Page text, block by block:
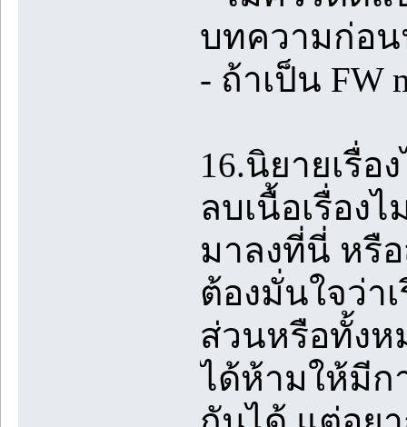
บทความก่อ
- ถ้าเป็น FW
16.นิยายเรื่
ลบเนื้อเรื่อง
มาลงที่นี่ หรื
ต้องมั่นใจว่า
ส่วนหรือทั้งห
ได้ห้ามให้มีก